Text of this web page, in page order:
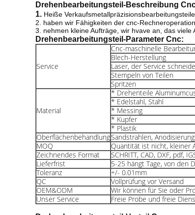
Drehenbearbeitungsteil-Beschreibung
1. Heiße Verkaufsmetallpräzisionsbearbeitungsteile,
2. haben wir Fähigkeiten der cnc-Rechneroperation,
3. nehmen kleine Aufträge, wir hvave an, das viele
Drehenbearbeitungsteil-Parameter Cnc:
Service
Cnc-maschinelle
Blech-Herstellung
Laser, der Service
Stempeln von Teilen
Spritzen
Material
* Drehenteile
* Edelstahl, Stahl
* Messing
* Kupfer
* Plastik
OberflächenbehandlungSandstrahlen,
MOQ
Quantität ist nicht, kleiner
Zeichnendes Format
SCHRITT, CAD, DXF, pdf,
Lieferfrist
5-25 hängt Tage, von den
Toleranz
+/- 0.01mm
QC
Vollprüfung vor Versand
OEM&ODM
Wir können für Sie oder
Unser Service
Freie Probe und freie